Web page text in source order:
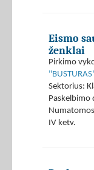
Eismo
ženklai
Pirkimo
Sektorius:
IV ketv.